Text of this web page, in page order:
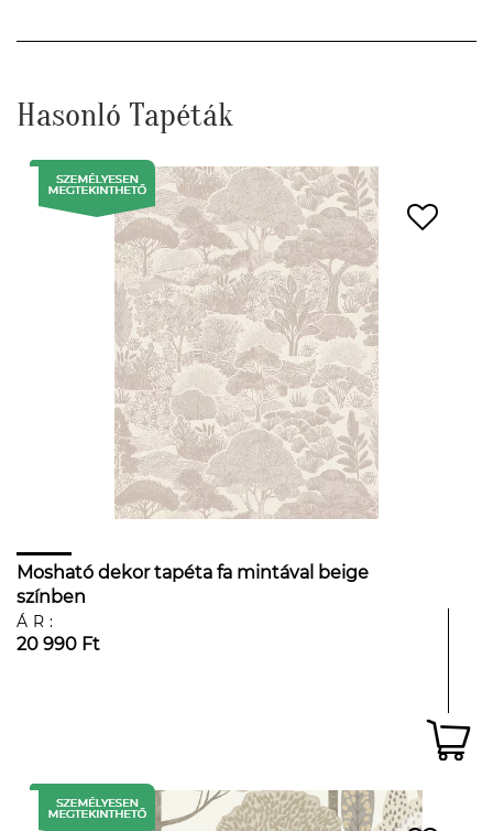
Hasonló Tapéták
Mosható dekor tapéta fa mintával beige
színben
ÁR:
20 990 Ft